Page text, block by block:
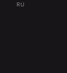
RU